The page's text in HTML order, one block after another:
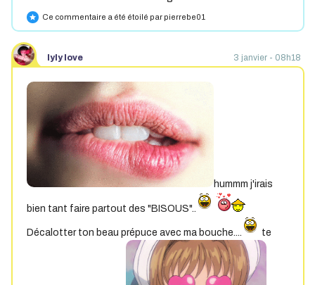
star Ce commentaire a été étoilé par pierrebe01
lyly love 3 janvier - 08h18
hummm j'irais
bien tant faire partout des "BISOUS"..
Décalotter ton beau prépuce avec ma bouche.... te